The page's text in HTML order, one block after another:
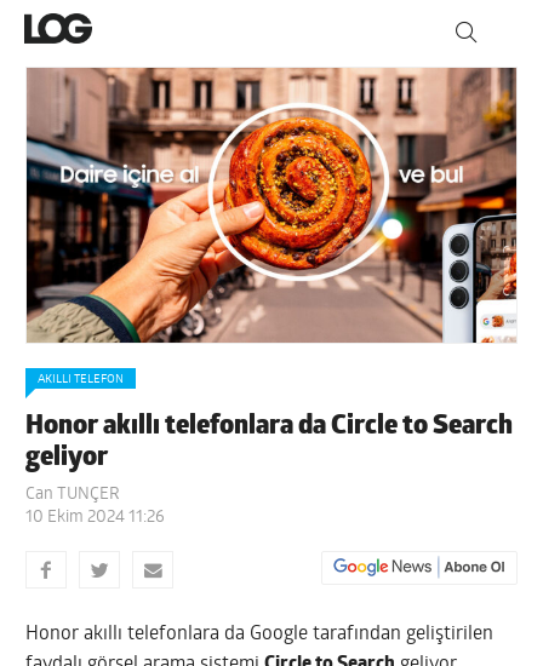
AKILLI TELEFON
Honor akıllı telefonlara da Circle to Search
geliyor
Can TUNÇER
10 Ekim 2024 11:26
Honor akıllı telefonlara da Google tarafından geliştirilen